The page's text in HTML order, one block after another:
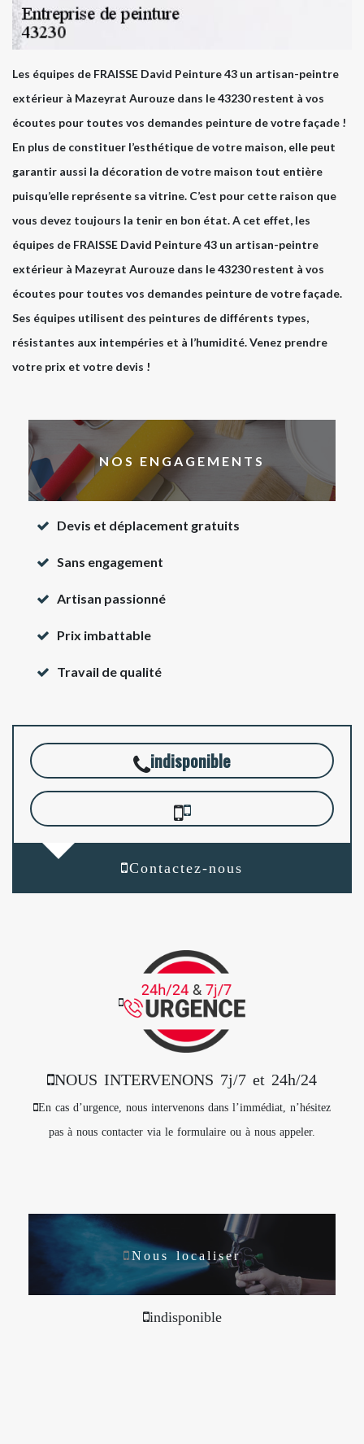
Les équipes de FRAISSE David Peinture 43 un artisan-peintre
extérieur à Mazeyrat Aurouze dans le 43230 restent à vos
écoutes pour toutes vos demandes peinture de votre façade !
En plus de constituer l’esthétique de votre maison, elle peut
garantir aussi la décoration de votre maison tout entière
puisqu’elle représente sa vitrine. C’est pour cette raison que
vous devez toujours la tenir en bon état. A cet effet, les
équipes de FRAISSE David Peinture 43 un artisan-peintre
extérieur à Mazeyrat Aurouze dans le 43230 restent à vos
écoutes pour toutes vos demandes peinture de votre façade.
Ses équipes utilisent des peintures de différents types,
résistantes aux intempéries et à l’humidité. Venez prendre
votre prix et votre devis !
NOS ENGAGEMENTS
Devis et déplacement gratuits
Sans engagement
Artisan passionné
Prix imbattable
Travail de qualité
indisponible
Contactez-nous
NOUS INTERVENONS 7j/7 et 24h/24
En cas d’urgence, nous intervenons dans l’immédiat, n’hésitez
pas à nous contacter via le formulaire ou à nous appeler.
Nous localiser
indisponible